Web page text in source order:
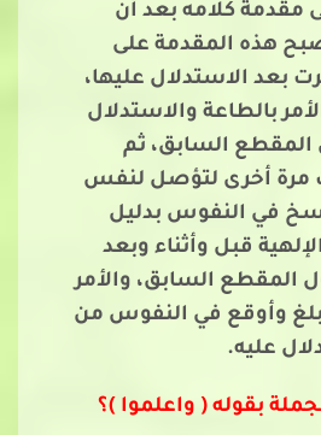
مقدمة كلامه بعد أن
هذه المقدمة على
بعد الاستدلال عليها،
بالطاعة والاستدلال
السابق، ثم
مرة أخرى لتؤصل لنفس
في النفوس بدليل
قبل وأثناء وبعد
المقطع السابق، والأمر
وأوقع في النفوس من
عليه.
بقوله ( واعلموا )؟